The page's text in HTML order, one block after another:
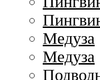
Медуза
Медуза